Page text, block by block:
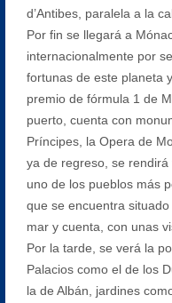
d’Antibes, paralela a la
Por fin se llegará a
internacionalmente por
fortunas de este planeta
premio de fórmula 1 de
puerto, cuenta con
Príncipes, la Opera de
ya de regreso, se
uno de los pueblos más
que se encuentra
mar y cuenta, con unas
Por la tarde, se verá la
Palacios como el de los
la de Albán, jardines